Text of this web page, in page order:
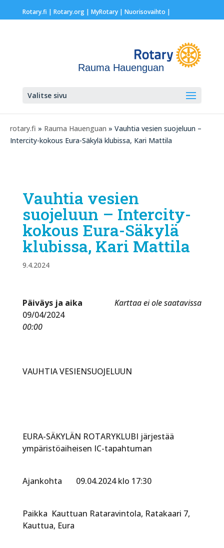
Rotary.fi | Rotary.org| MyRotary | Nuorisovaihto |
Rauma Hauenguan
Valitse sivu
rotary.fi » Rauma Hauenguan » Vauhtia vesien suojeluun –
Intercity-kokous Eura-Säkylä klubissa, Kari Mattila
Vauhtia vesien
suojeluun – Intercity-
kokous Eura-Säkylä
klubissa, Kari Mattila
9.4.2024
Karttaa ei ole saatavissa
Päiväys ja aika
09/04/2024
00:00
VAUHTIA VESIENSUOJELUUN
EURA-SÄKYLÄN ROTARYKLUBI järjestää
ympäristöaiheisen IC-tapahtuman
Ajankohta 09.04.2024 klo 17:30
Paikka Kauttuan Rataravintola, Ratakaari 7,
Kauttua, Eura